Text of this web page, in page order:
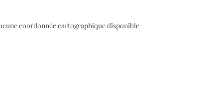
coordonnée cartographique disponible